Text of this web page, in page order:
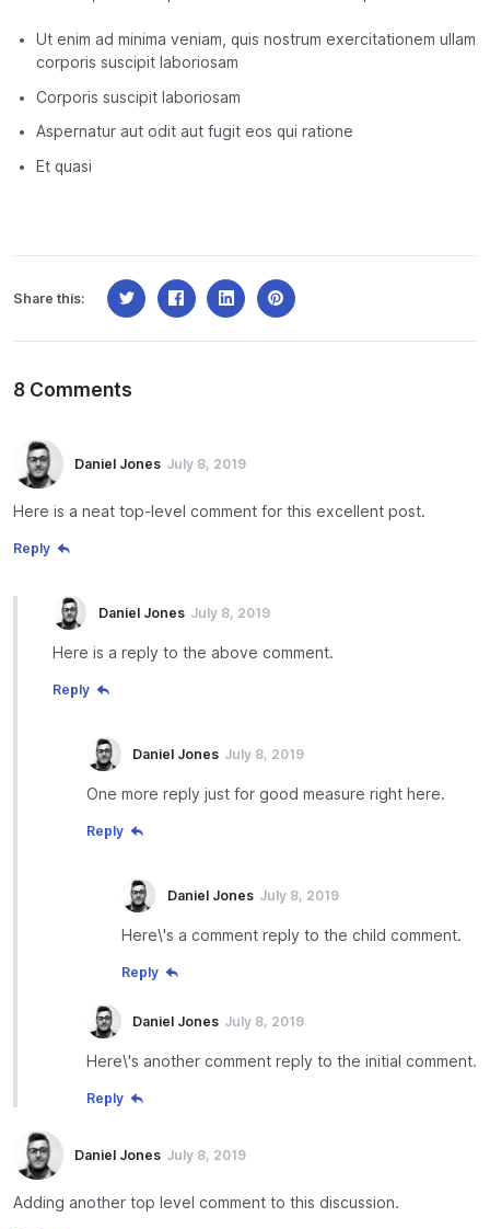
Ut enim ad minima veniam, quis nostrum exercitationem ullam
corporis suscipit laboriosam
Corporis suscipit laboriosam
Aspernatur aut odit aut fugit eos qui ratione
Et quasi
Share this:
8 Comments
Daniel Jones July 8, 2019
Here is a neat top-level comment for this excellent post.
Reply
Daniel Jones July 8, 2019
Here is a reply to the above comment.
Reply
Daniel Jones July 8, 2019
One more reply just for good measure right here.
Reply
Daniel Jones July 8, 2019
Here\'s a comment reply to the child comment.
Reply
Daniel Jones July 8, 2019
Here\'s another comment reply to the initial comment.
Reply
Daniel Jones July 8, 2019
Adding another top level comment to this discussion.